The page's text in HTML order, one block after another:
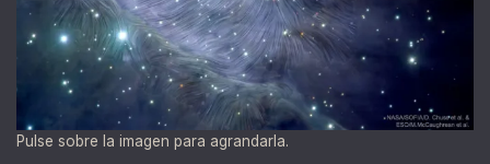
Pulse sobre la imagen para agrandarla.